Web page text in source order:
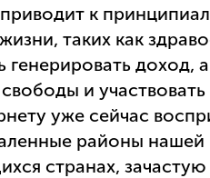
к
таких как
доход,
и
уже сейчас
районы нашей
странах,